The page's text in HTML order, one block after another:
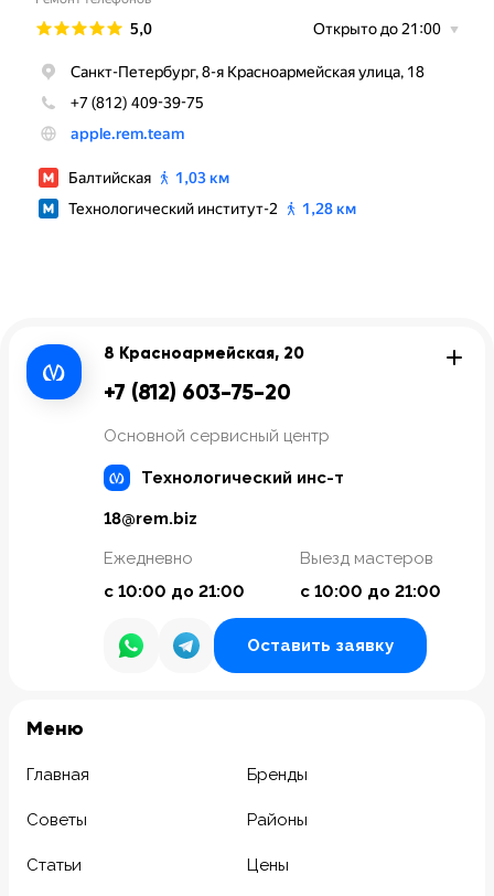
8 Красноармейская, 20
+7 (812) 603-75-20
Основной сервисный центр
Технологический инс-т
18@rem.biz
Ежедневно
с 10:00 до 21:00
Выезд мастеров
с 10:00 до 21:00
Оставить заявку
Meню
Главная Бренды
Советы Районы
Статьи Цены